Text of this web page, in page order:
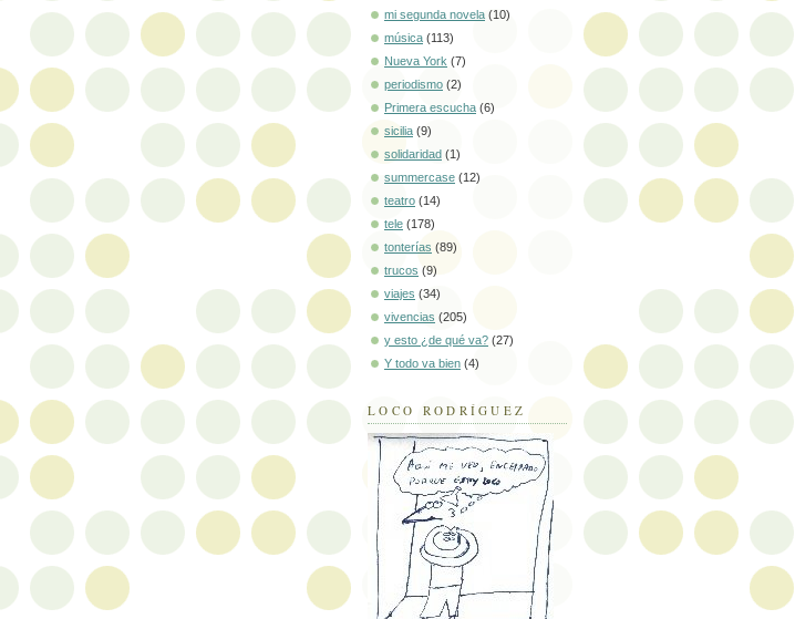
mi segunda novela (10)
música (113)
Nueva York (7)
periodismo (2)
Primera escucha (6)
sicilia (9)
solidaridad (1)
summercase (12)
teatro (14)
tele (178)
tonterías (89)
trucos (9)
viajes (34)
vivencias (205)
y esto ¿de qué va? (27)
Y todo va bien (4)
LOCO RODRÍGUEZ